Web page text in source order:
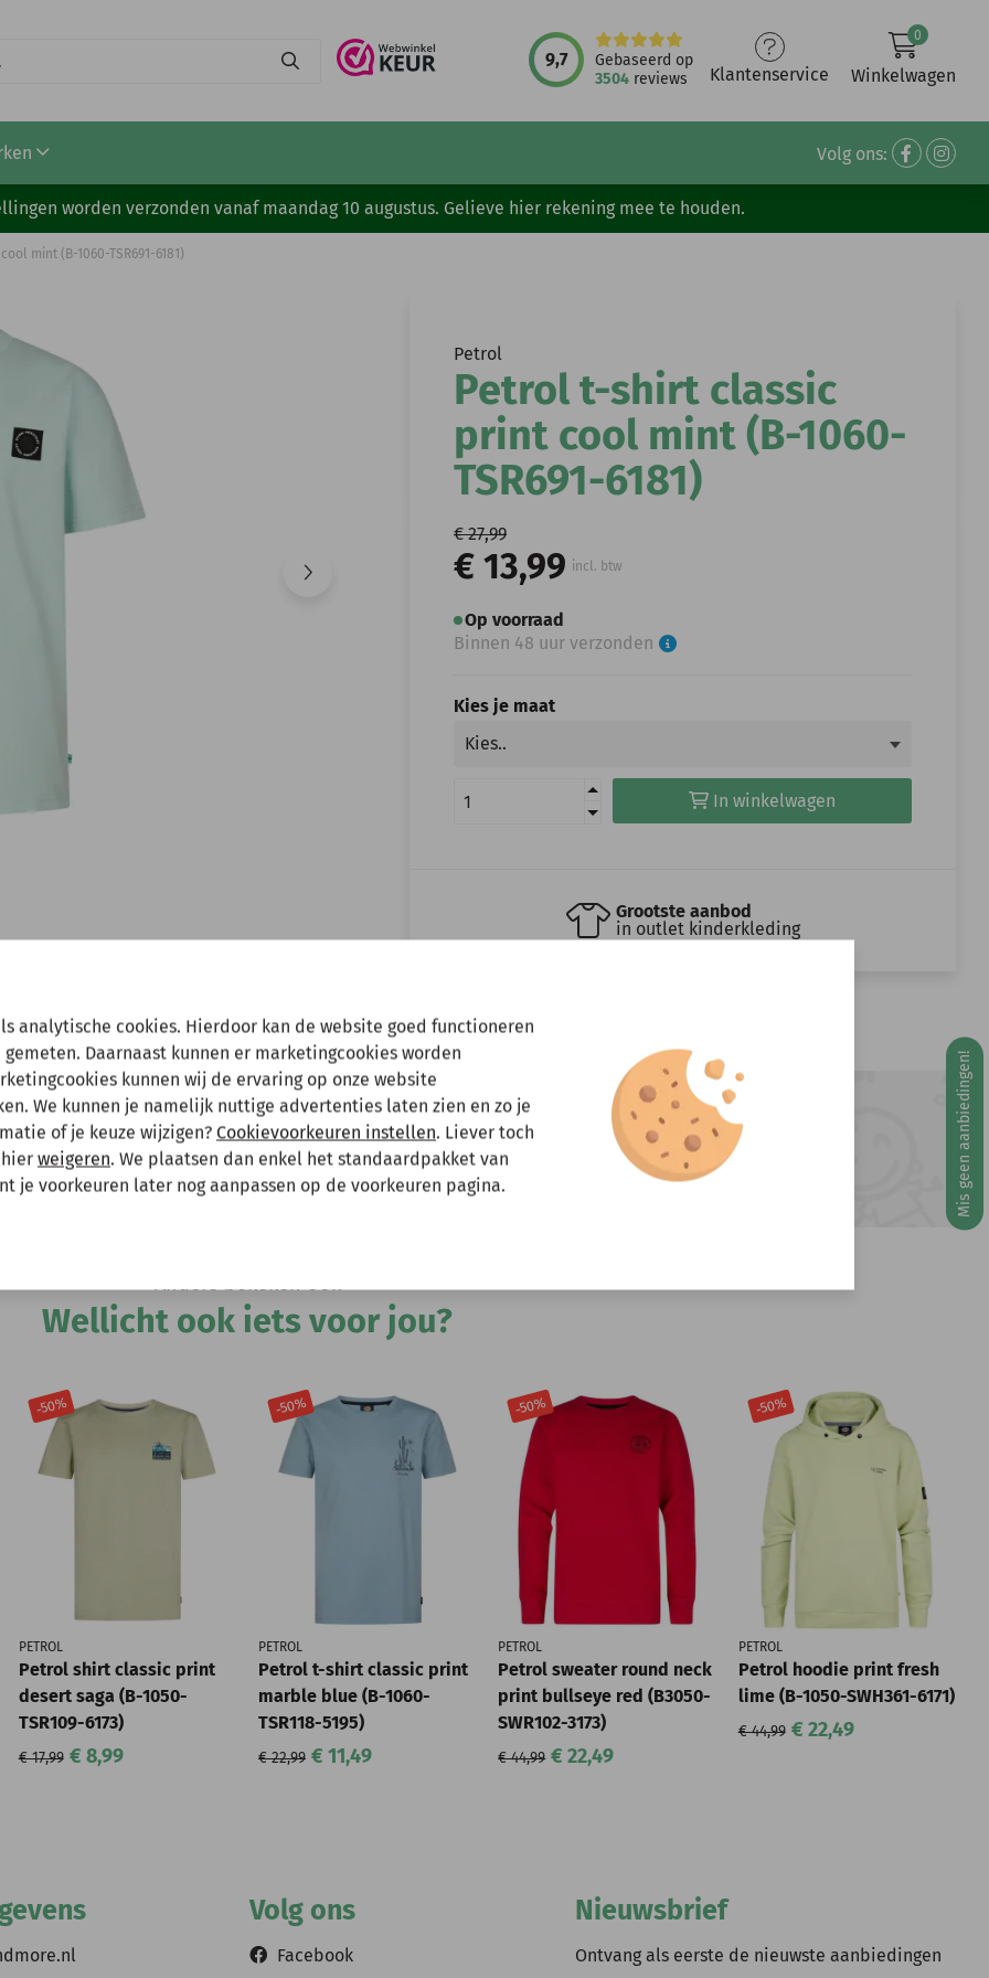
9,7
Gebaseerd op
3504 reviews Klantenservice
0
Winkelwagen
Volg ons:
worden verzonden vanaf maandag 10 augustus. Gelieve hier rekening mee te houden.
mint (B-1060-TSR691-6181)
Petrol
Petrol t-shirt classic
print cool mint (B-1060-
TSR691-6181)
€ 27,99
€ 13,99 incl. btw
Op voorraad
Binnen 48 uur verzonden
Kies je maat
In winkelwagen
Grootste aanbod
in outlet kinderkleding
Heeft u vragen?
Stuur een e-mail
info@miniandmore.nl
Andere bekeken ook
Wellicht ook iets voor jou?
-50%
PETROL
Petrol shirt classic print
desert saga (B-1050-
TSR109-6173)
€ 17,99 € 8,99
-50%
PETROL
Petrol t-shirt classic print
marble blue (B-1060-
TSR118-5195)
€ 22,99 € 11,49
-50%
PETROL
Petrol sweater round neck
print bullseye red (B3050-
SWR102-3173)
€ 44,99 € 22,49
-50%
PETROL
Petrol hoodie print fresh
lime (B-1050-SWH361-6171)
€ 44,99 € 22,49
Volg ons
Facebook
Nieuwsbrief
Ontvang als eerste de nieuwste aanbiedingen
Mis geen aanbiedingen!
tussenuit!
een bestelling plaatsen maar deze wordt dan maandag 10 augustus
te houden bij het plaatsen van je bestelling.
analytische cookies. Hierdoor kan de website goed functioneren
Daarnaast kunnen er marketingcookies worden
kunnen wij de ervaring op onze website
We kunnen je namelijk nuttige advertenties laten zien en zo je
of je keuze wijzigen? Cookievoorkeuren instellen. Liever toch
weigeren. We plaatsen dan enkel het standaardpakket van
je voorkeuren later nog aanpassen op de voorkeuren pagina.